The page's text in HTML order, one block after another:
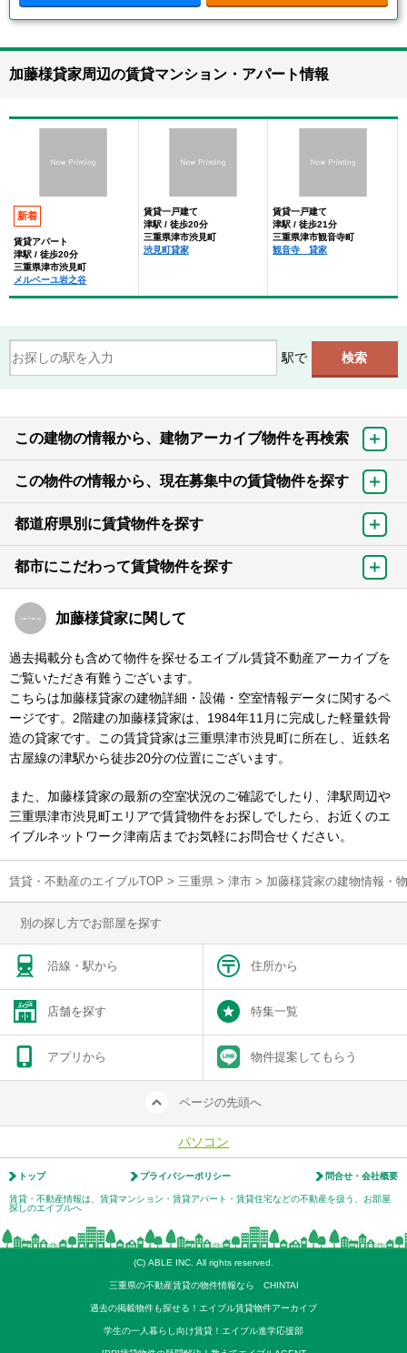
加藤様貸家周辺の賃貸マンション・アパート情報
新着
賃貸アパート
津駅 / 徒歩20分
三重県津市渋見町
メルベーユ岩之谷
賃貸一戸建て
津駅 / 徒歩20分
三重県津市渋見町
渋見町貸家
賃貸一戸建て
津駅 / 徒歩21分
三重県津市観音寺町
観音寺 貸家
駅で
この建物の情報から、建物アーカイブ物件を再検索
この物件の情報から、現在募集中の賃貸物件を探す
都道府県別に賃貸物件を探す
都市にこだわって賃貸物件を探す
加藤様貸家に関して
過去掲載分も含めて物件を探せるエイブル賃貸不動産アーカイブを
ご覧いただき有難うございます。
こちらは加藤様貸家の建物詳細・設備・空室情報データに関するペ
ージです。2階建の加藤様貸家は、1984年11月に完成した軽量鉄骨
造の貸家です。この賃貸貸家は三重県津市渋見町に所在し、近鉄名
古屋線の津駅から徒歩20分の位置にございます。
また、加藤様貸家の最新の空室状況のご確認でしたり、津駅周辺や
三重県津市渋見町エリアで賃貸物件をお探しでしたら、お近くのエ
イブルネットワーク津南店までお気軽にお問合せください。
賃貸・不動産のエイブルTOP > 三重県 > 津市 > 加藤様貸家の建物情報・
別の探し方でお部屋を探す
沿線・駅から 住所から
店舗を探す 特集一覧
アプリから 物件提案してもらう
ページの先頭へ
パソコン
トップ プライバシーポリシー 問合せ・会社概要
賃貸・不動産情報は、賃貸マンション・賃貸アパート・賃貸住宅などの不動産を扱う、お部屋
探しのエイブルへ
(C) ABLE INC. All rights reserved.
三重県の不動産賃貸の物件情報なら CHINTAI
過去の掲載物件も探せる！エイブル賃貸物件アーカイブ
学生の一人暮らし向け賃貸！エイブル進学応援部